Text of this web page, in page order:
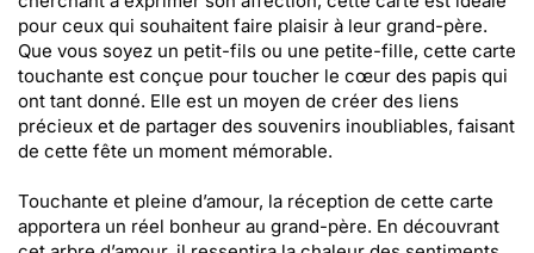
pour ceux qui souhaitent faire plaisir à leur grand-père.
Que vous soyez un petit-fils ou une petite-fille, cette carte
touchante est conçue pour toucher le cœur des papis qui
ont tant donné. Elle est un moyen de créer des liens
précieux et de partager des souvenirs inoubliables, faisant
de cette fête un moment mémorable.
Touchante et pleine d’amour, la réception de cette carte
apportera un réel bonheur au grand-père. En découvrant